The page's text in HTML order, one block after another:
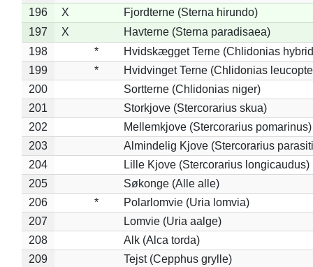
196
X
Fjordterne (Sterna hirundo)
197
X
Havterne (Sterna paradisaea)
198
*
Hvidskægget Terne (Chlidonias
199
*
Hvidvinget Terne (Chlidonias
200
Sortterne (Chlidonias niger)
201
Storkjove (Stercorarius skua)
202
Mellemkjove (Stercorarius pomarinus)
203
Almindelig Kjove (Stercorarius
204
Lille Kjove (Stercorarius longicaudus)
205
Søkonge (Alle alle)
206
*
Polarlomvie (Uria lomvia)
207
Lomvie (Uria aalge)
208
Alk (Alca torda)
209
Tejst (Cepphus grylle)